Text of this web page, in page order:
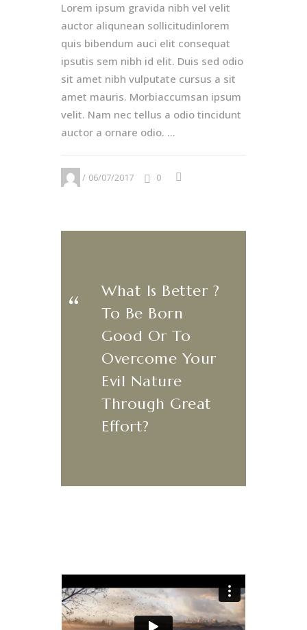
Lorem ipsum gravida nibh vel velit
auctor aliqunean sollicitudinlorem
quis bibendum auci elit consequat
ipsutis sem nibh id elit. Duis sed odio
sit amet nibh vulputate cursus a sit
amet mauris. Morbiaccumsan ipsum
velit. Nam nec tellus a odio tincidunt
auctor a ornare odio. ...
06/07/2017 0
​‌“
What Is Better ?
To Be Born
Good Or To
Overcome Your
Evil Nature
Through Great
Effort?